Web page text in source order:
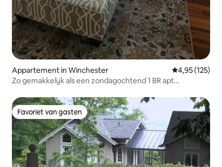
Appartement in Winchester Gemiddelde
4,95 (125)
Zo gemakkelijk als een zondagochtend 1 BR apt
Favoriet van gasten
Favoriet van gasten